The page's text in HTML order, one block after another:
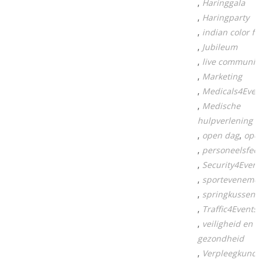
Haringgala
Haringparty
indian color
Jubileum
live
Marketing
Medische
hulpverlening
open dag
Security4Events
springkussen
Traffic4Events
veiligheid en
gezondheid